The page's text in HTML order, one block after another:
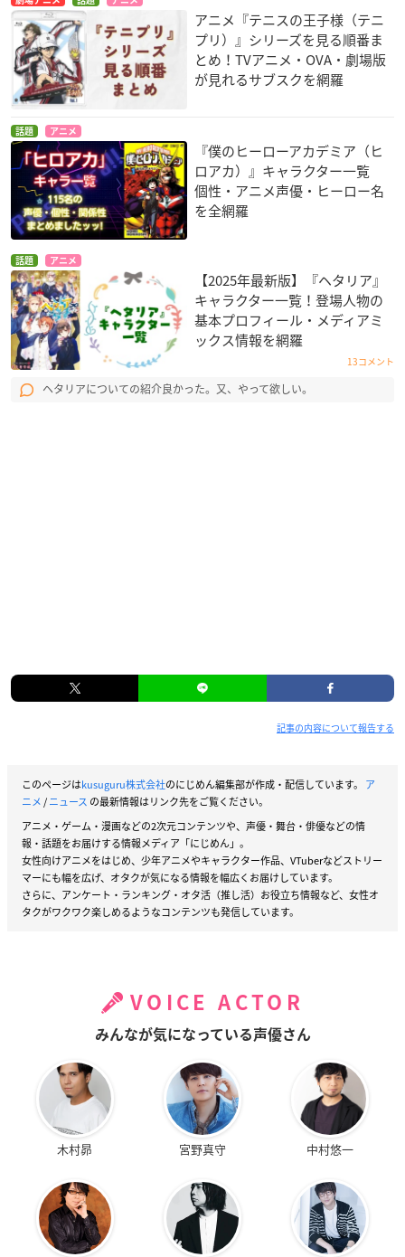
アニメ『テニスの王子様（テニ
プリ）』シリーズを見る順番ま
とめ！TVアニメ・OVA・劇場版
が見れるサブスクを網羅
話題 アニメ
『僕のヒーローアカデミア（ヒ
ロアカ）』キャラクター一覧
個性・アニメ声優・ヒーロー名
を全網羅
話題 アニメ
【2025年最新版】『ヘタリア』
キャラクター一覧！登場人物の
基本プロフィール・メディアミ
ックス情報を網羅
13コメント
ヘタリアについての紹介良かった。又、やって欲しい。
記事の内容について報告する
このページはkusuguru株式会社のにじめん編集部が作成・配信しています。 ア
ニメ/ニュース の最新情報はリンク先をご覧ください。
アニメ・ゲーム・漫画などの2次元コンテンツや、声優・舞台・俳優などの情
報・話題をお届けする情報メディア「にじめん」。
女性向けアニメをはじめ、少年アニメやキャラクター作品、VTuberなどストリー
マーにも幅を広げ、オタクが気になる情報を幅広くお届けしています。
さらに、アンケート・ランキング・オタ活（推し活）お役立ち情報など、女性オ
タクがワクワク楽しめるようなコンテンツも発信しています。
VOICE ACTOR
みんなが気になっている声優さん
木村昴 宮野真守 中村悠一